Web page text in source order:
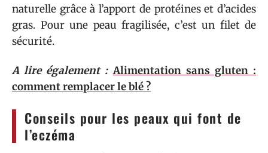
naturelle grâce à l’apport de protéines et d’acides
gras. Pour une peau fragilisée, c’est un filet de
sécurité.
A lire également : Alimentation sans gluten :
comment remplacer le blé ?
Conseils pour les peaux qui font de
l’eczéma